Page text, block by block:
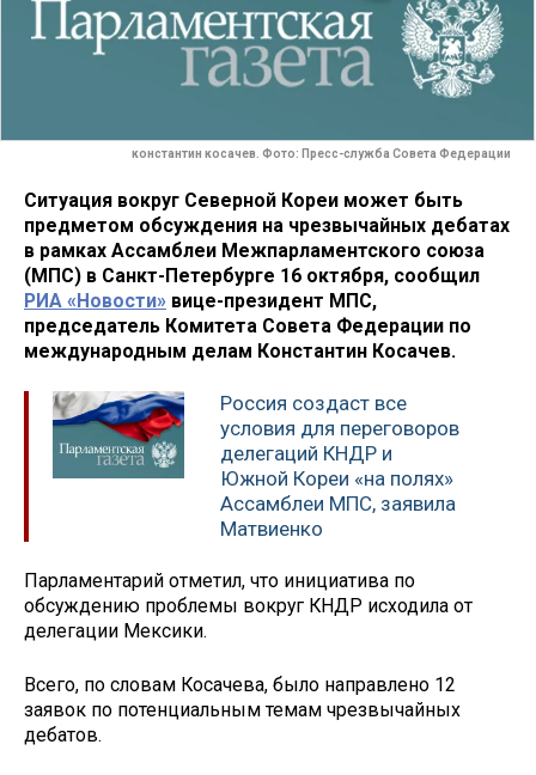
константин косачев. Фото: Пресс-служба Совета Федерации
Ситуация вокруг Северной Кореи может быть
предметом обсуждения на чрезвычайных дебатах
в рамках Ассамблеи Межпарламентского союза
(МПС) в Санкт-Петербурге 16 октября, сообщил
РИА «Новости» вице-президент МПС,
председатель Комитета Совета Федерации по
международным делам Константин Косачев.
Россия создаст все
условия для переговоров
делегаций КНДР и
Южной Кореи «на полях»
Ассамблеи МПС, заявила
Матвиенко
Парламентарий отметил, что инициатива по
обсуждению проблемы вокруг КНДР исходила от
делегации Мексики.
Всего, по словам Косачева, было направлено 12
заявок по потенциальным темам чрезвычайных
дебатов.